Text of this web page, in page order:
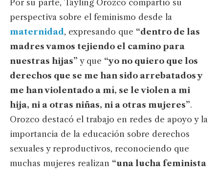
Por su parte, Tayling Orozco compartió su
perspectiva sobre el feminismo desde la
maternidad, expresando que “dentro de las
madres vamos tejiendo el camino para
nuestras hijas” y que “yo no quiero que los
derechos que se me han sido arrebatados y
me han violentado a mí, se le violen a mi
hija, ni a otras niñas, ni a otras mujeres”.
Orozco destacó el trabajo en redes de apoyo y la
importancia de la educación sobre derechos
sexuales y reproductivos, reconociendo que
muchas mujeres realizan “una lucha feminista